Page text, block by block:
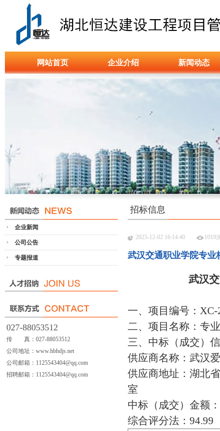
网站首页 企业介绍 新闻动态
企业新闻
公司公告
专题报道
027-88053512
传 真：027-88053512
公司地址：www.hbhdjs.net
公司邮箱：1125543404@qq.com
招聘邮箱：1125543404@qq.com
招标信息
2025-12-02 16:14:40 1019
武汉交通职业学院专业
武汉
一、项目编号：XC-
二、项目名称：专
三、中标（成交）
供应商名称：武汉
供应商地址：湖北
室
中标（成交）金额
综合评分法：94.99